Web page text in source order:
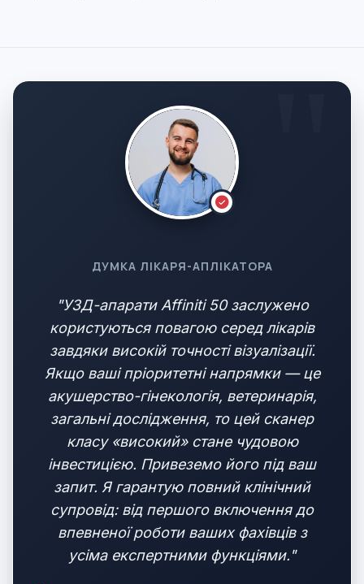
ДУМКА ЛІКАРЯ-АПЛІКАТОРА
"УЗД-апарати Affiniti 50 заслужено
користуються повагою серед лікарів
завдяки високій точності візуалізації.
Якщо ваші пріоритетні напрямки — це
акушерство-гінекологія, ветеринарія,
загальні дослідження, то цей сканер
класу «високий» стане чудовою
інвестицією. Привеземо його під ваш
запит. Я гарантую повний клінічний
супровід: від першого включення до
впевненої роботи ваших фахівців з
усіма експертними функціями."